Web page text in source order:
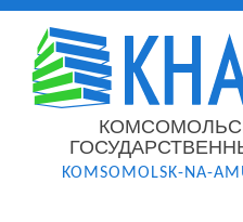
KOMSOMOLSK-NA-